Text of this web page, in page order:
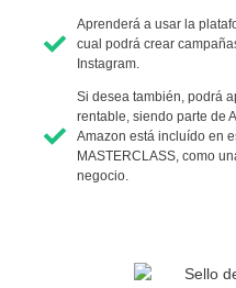
Aprenderá a usar la
cual podrá crear
Instagram.
Si desea también, podrá
rentable, siendo parte de
Amazon está incluído en
MASTERCLASS, como
negocio.